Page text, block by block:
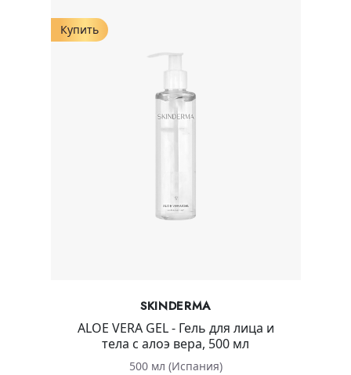
Купить
SKINDERMA
ALOE VERA GEL - Гель для лица и
тела с алоэ вера, 500 мл
500 мл (Испания)